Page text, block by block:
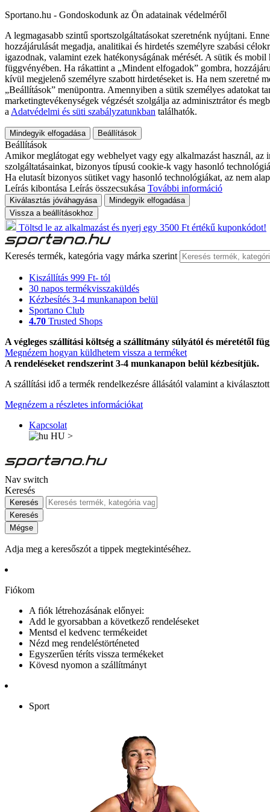
Sportano.hu - Gondoskodunk az Ön adatainak védelméről
A legmagasabb szintű sportszolgáltatásokat szeretnénk nyújtani.
hozzájárulását megadja, analitikai és hirdetés személyre szabási
igazodnak, valamint ezek hatékonyságának mérését. A sütik és
függvényében. Ha rákattint a „Mindent elfogadok” gombra,
kívül megjelenő személyre szabott hirdetéseket is. Ha nem szeretné
„Beállítások” menüpontra. Amennyiben a sütik személyes adatokat
marketingtevékenységek végzését szolgálja az adminisztrátor és
a Adatvédelmi és süti szabályzatunkban találhatók.
Mindegyik elfogadása Beállítások
Beállítások
Amikor meglátogat egy webhelyet vagy egy alkalmazást használ,
szolgáltatásainkat, bizonyos típusú cookie-k vagy hasonló
Ha elutasít bizonyos sütiket vagy hasonló technológiákat, az nem
Leírás kibontása Leírás összecsukása További információ
Kiválasztás jóváhagyása
Mindegyik elfogadása
Vissza a beállításokhoz
Töltsd le az alkalmazást és nyerj egy 3500 Ft értékű kuponkódot!
Keresés termék, kategória vagy márka szerint
Kiszállítás 999 Ft- tól
30 napos termékvisszaküldés
Kézbesítés 3-4 munkanapon belül
Sportano Club
4.70 Trusted Shops
A végleges szállítási költség a szállítmány súlyától és méretétől
Megnézem hogyan küldhetem vissza a terméket
A rendeléseket rendszerint 3-4 munkanapon belül kézbesítjük.
A szállítási idő a termék rendelkezésre állásától valamint a
Megnézem a részletes információkat
Kapcsolat
HU >
Nav switch
Keresés
Keresés
Keresés
Mégse
Adja meg a keresőszót a tippek megtekintéséhez.
Fiókom
A fiók létrehozásának előnyei:
Add le gyorsabban a következő rendeléseket
Mentsd el kedvenc termékeidet
Nézd meg rendeléstörténeted
Egyszerűen téríts vissza termékeket
Kövesd nyomon a szállítmányt
Sport